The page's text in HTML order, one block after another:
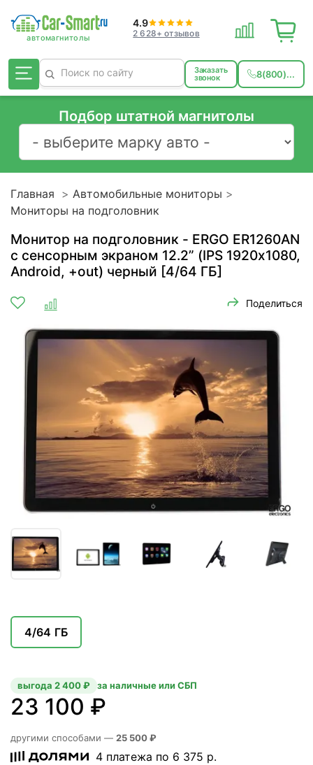
4.9
2 628+ отзывов
Заказать
звонок 8(800)...
Подбор штатной магнитолы
Главная
Автомобильные мониторы
Мониторы на подголовник
Монитор на подголовник - ERGO ER1260AN
с сенсорным экраном 12.2” (IPS 1920х1080,
Android, +out) черный [4/64 ГБ]
Поделиться
4/64 ГБ
23 100 ₽
выгода 2 400 ₽ за наличные или СБП
другими способами — 25 500 ₽
4 платежа по 6 375 р.